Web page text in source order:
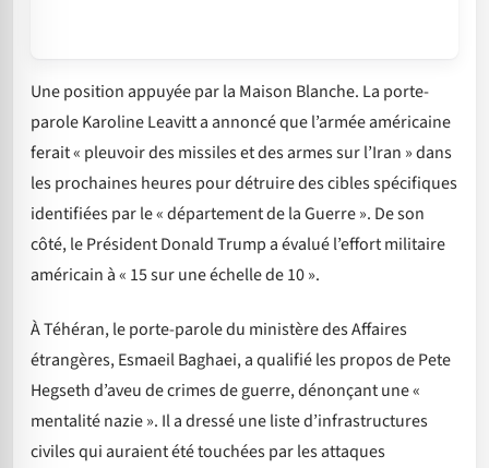
Une position appuyée par la Maison Blanche. La porte-
parole Karoline Leavitt a annoncé que l’armée américaine
ferait « pleuvoir des missiles et des armes sur l’Iran » dans
les prochaines heures pour détruire des cibles spécifiques
identifiées par le « département de la Guerre ». De son
côté, le Président Donald Trump a évalué l’effort militaire
américain à « 15 sur une échelle de 10 ».
À Téhéran, le porte-parole du ministère des Affaires
étrangères, Esmaeil Baghaei, a qualifié les propos de Pete
Hegseth d’aveu de crimes de guerre, dénonçant une «
mentalité nazie ». Il a dressé une liste d’infrastructures
civiles qui auraient été touchées par les attaques